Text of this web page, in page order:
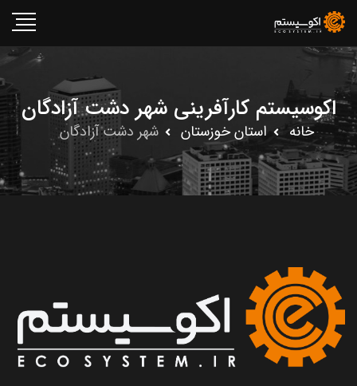
اکوسیستم کارآفرینی شهر دشت آزادگان
خانه استان خوزستان شهر دشت آزادگان